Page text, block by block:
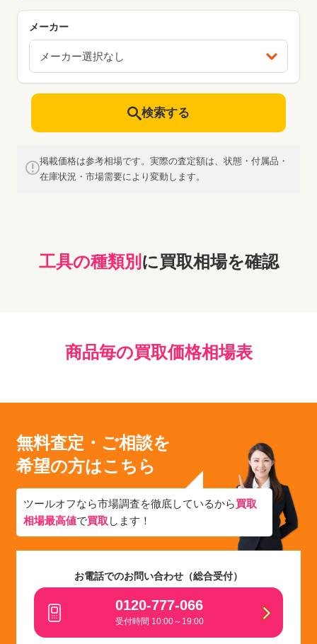
メーカー
メーカー選択なし
検索する
掲載価格は参考相場です。実際の査定額は、状態・付属品・
在庫状況・市場需要により変動します。
工具の種類別 に買取相場を確認
商品毎の買取価格相場表
無料査定・ご相談を
希望の方はこちら
ツールオフなら市場調査を徹底しているから買取
相場最高値で買取 します！
お電話でのお問い合わせ（総合受付）
0120-777-066
受付時間 10:00～19:00